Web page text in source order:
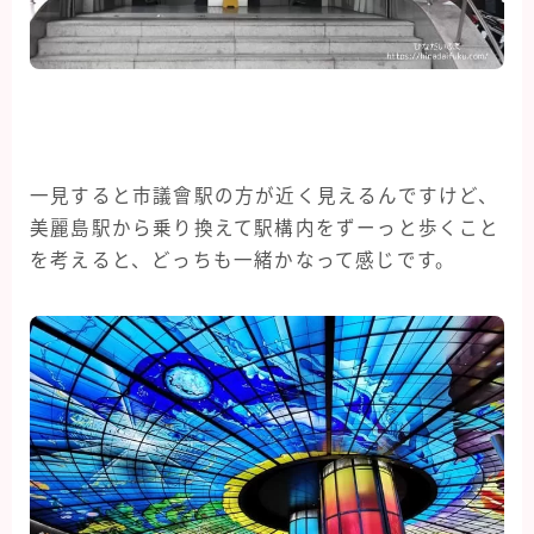
一見すると市議會駅の方が近く見えるんですけど、
美麗島駅から乗り換えて駅構内をずーっと歩くこと
を考えると、どっちも一緒かなって感じです。